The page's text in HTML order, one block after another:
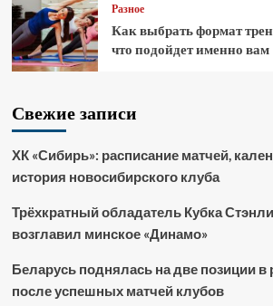
Разное
Как выбрать формат
что подойдет именно вам
Свежие записи
ХК «Сибирь»: расписание матчей,
история новосибирского клуба
Трёхкратный обладатель Кубка
возглавил минское «Динамо»
Беларусь поднялась на две позиции в
после успешных матчей клубов